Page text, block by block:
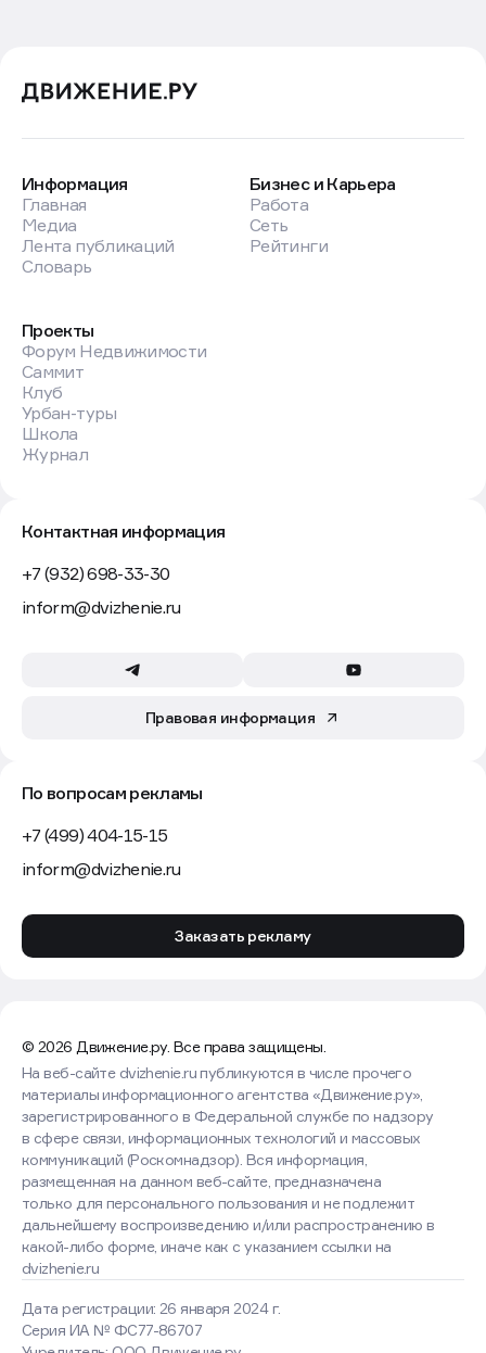
Информация
Главная
Медиа
Лента публикаций
Словарь
Бизнес и Карьера
Работа
Сеть
Рейтинги
Проекты
Форум Недвижимости
Саммит
Клуб
Урбан-туры
Школа
Журнал
Контактная информация
+7 (932) 698-33-30
inform@dvizhenie.ru
Правовая информация
По вопросам рекламы
+7 (499) 404-15-15
inform@dvizhenie.ru
Заказать рекламу
© 2026 Движение.ру. Все права защищены.
Дата регистрации: 26 января 2024 г.
Серия ИА № ФС77-86707
На веб-сайте dvizhenie.ru публикуются в числе прочего
материалы информационного агентства «Движение.ру»,
зарегистрированного в Федеральной службе по надзору
в сфере связи, информационных технологий и массовых
коммуникаций (Роскомнадзор). Вся информация,
размещенная на данном веб-сайте, предназначена
только для персонального пользования и не подлежит
дальнейшему воспроизведению и/или распространению в
какой-либо форме, иначе как с указанием ссылки на
dvizhenie.ru